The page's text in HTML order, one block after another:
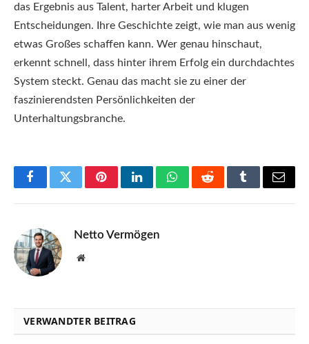
das Ergebnis aus Talent, harter Arbeit und klugen
Entscheidungen. Ihre Geschichte zeigt, wie man aus wenig
etwas Großes schaffen kann. Wer genau hinschaut,
erkennt schnell, dass hinter ihrem Erfolg ein durchdachtes
System steckt. Genau das macht sie zu einer der
faszinierendsten Persönlichkeiten der
Unterhaltungsbranche.
FacebookTwitterPinterestLinkedInWhatsAppRedditTumblrEmail
Netto Vermögen
Website
VERWANDTER BEITRAG